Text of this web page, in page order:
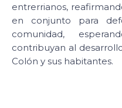
entrerrianos,
en conjunto para
comunidad,
contribuyan al
Colón y sus habitantes.